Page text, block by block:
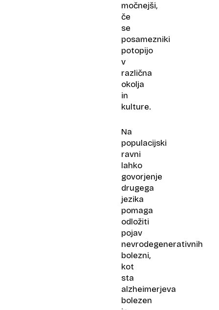
močnejši,
če
se
posamezniki
potopijo
v
različna
okolja
in
kulture.
Na
populacijski
ravni
lahko
govorjenje
drugega
jezika
pomaga
odložiti
pojav
nevrodegenerativnih
bolezni,
kot
sta
alzheimerjeva
bolezen